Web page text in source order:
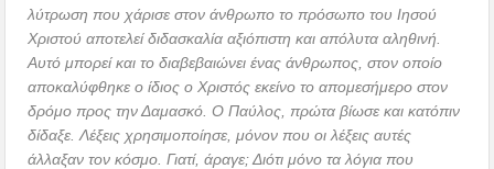
λύτρωση που χάρισε στον άνθρωπο το πρόσωπο του Ιησού
Χριστού αποτελεί διδασκαλία αξιόπιστη και απόλυτα αληθινή.
Αυτό μπορεί και το διαβεβαιώνει ένας άνθρωπος, στον οποίο
αποκαλύφθηκε ο ίδιος ο Χριστός εκείνο το απομεσήμερο στον
δρόμο προς την Δαμασκό. Ο Παύλος, πρώτα βίωσε και κατόπιν
δίδαξε. Λέξεις χρησιμοποίησε, μόνον που οι λέξεις αυτές
άλλαξαν τον κόσμο. Γιατί, άραγε; Διότι μόνο τα λόγια που